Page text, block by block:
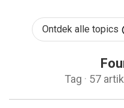
Ontdek alle topics
Tag · 57